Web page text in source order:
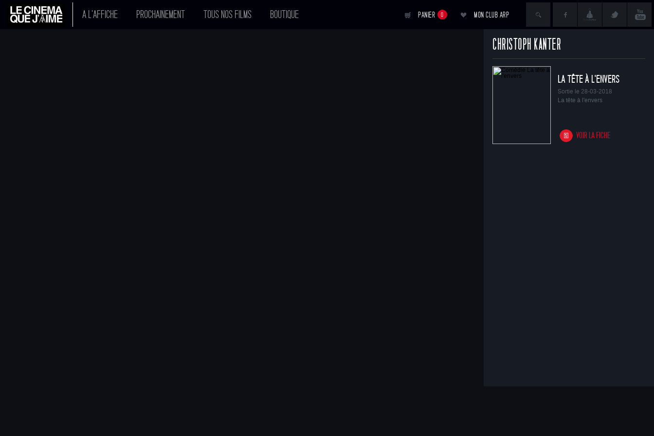
A L'AFFICHE PROCHAINEMENT TOUS NOS FILMS BOUTIQUE MON CLUB ARP
PANIER 0
CHRISTOPH KANTER
LA TÊTE À L'ENVERS
Sortie le 28-03-2018
La tête à l'envers
VOIR LA FICHE